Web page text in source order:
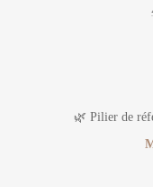
🌿 Pilier de